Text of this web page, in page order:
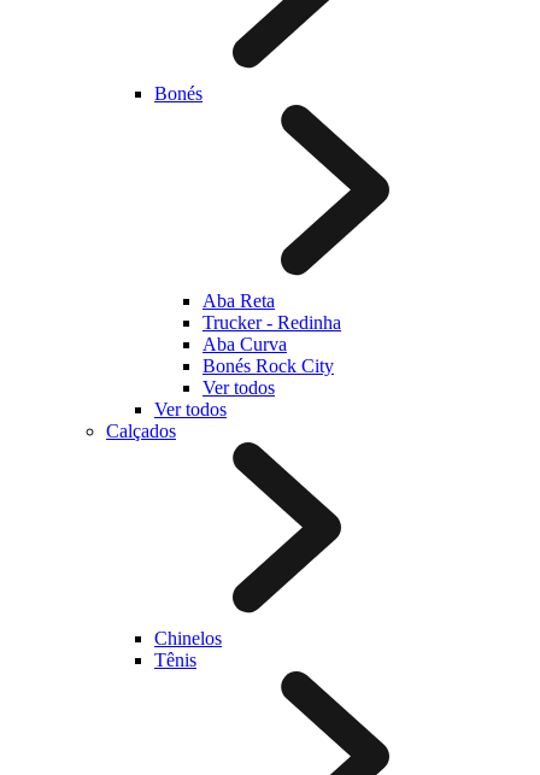
Bonés
Aba Reta
Trucker - Redinha
Aba Curva
Bonés Rock City
Ver todos
Ver todos
Calçados
Chinelos
Tênis